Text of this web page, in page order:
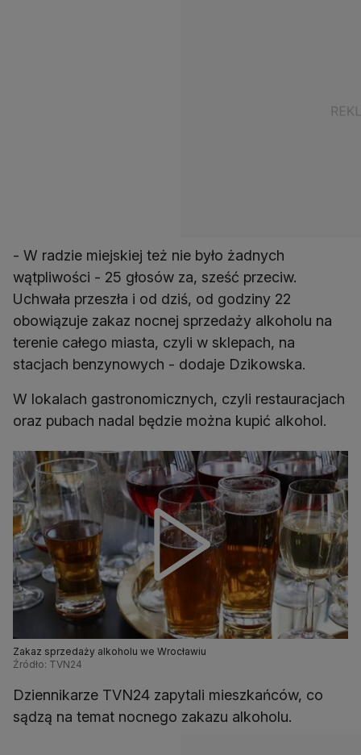
- W radzie miejskiej też nie było żadnych
wątpliwości - 25 głosów za, sześć przeciw.
Uchwała przeszła i od dziś, od godziny 22
obowiązuje zakaz nocnej sprzedaży alkoholu na
terenie całego miasta, czyli w sklepach, na
stacjach benzynowych - dodaje Dzikowska.
W lokalach gastronomicznych, czyli restauracjach
oraz pubach nadal będzie można kupić alkohol.
Zakaz sprzedaży alkoholu we Wrocławiu
Źródło: TVN24
Dziennikarze TVN24 zapytali mieszkańców, co
sądzą na temat nocnego zakazu alkoholu.